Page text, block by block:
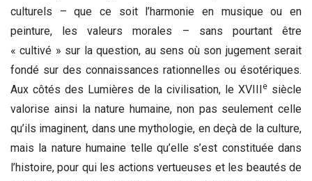
culturels – que ce soit l’harmonie en musique ou en
peinture, les valeurs morales – sans pourtant être
« cultivé » sur la question, au sens où son jugement serait
fondé sur des connaissances rationnelles ou ésotériques.
Aux côtés des Lumières de la civilisation, le XVIIIe siècle
valorise ainsi la nature humaine, non pas seulement celle
qu’ils imaginent, dans une mythologie, en deçà de la culture,
mais la nature humaine telle qu’elle s’est constituée dans
l’histoire, pour qui les actions vertueuses et les beautés de